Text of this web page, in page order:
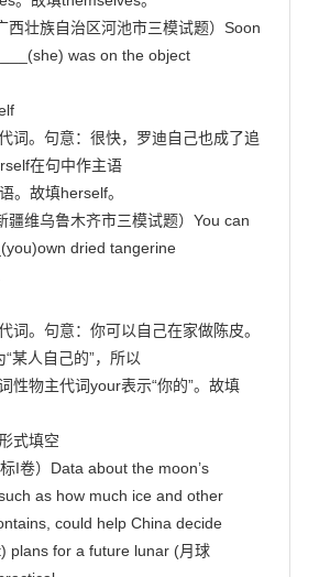
西壮族自治区河池市三模试题）Soon
was on the object
词。句意：很快，罗迪自己也成了追
在句中作主语
。故填herself。
疆维乌鲁木齐市三模试题）You can
dried tangerine
词。句意：你可以自己在家做陈皮。
“某人自己的”，所以
性物主代词your表示“你的”。故填
式填空
I卷）Data about the moon’s
as how much ice and other
could help China decide
plans for a future lunar (月球